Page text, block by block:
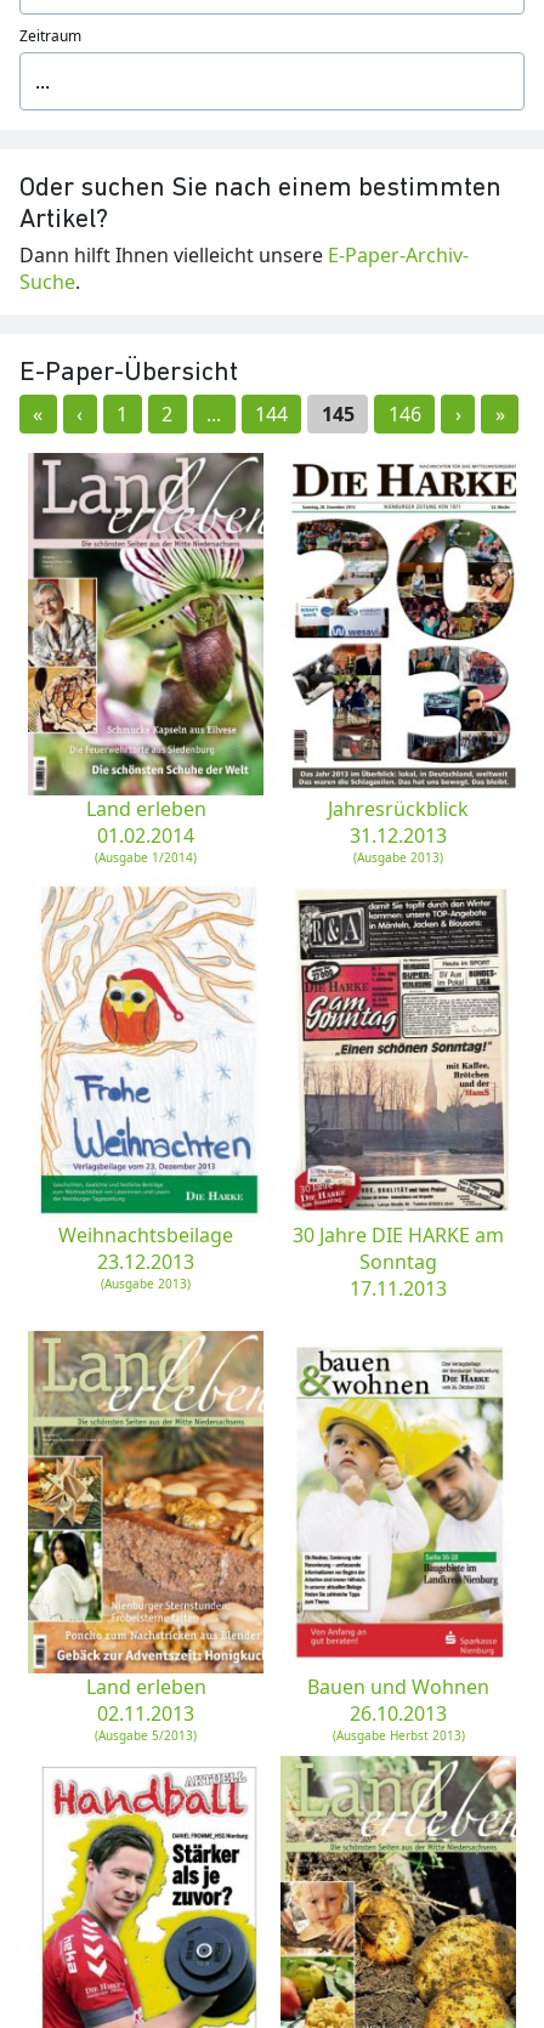
Zeitraum
Oder suchen Sie nach einem bestimmten
Artikel?
Dann hilft Ihnen vielleicht unsere E-Paper-Archiv-
Suche.
E-Paper-Übersicht
« ‹ 1 2 ... 144 145 146 › »
Land erleben
01.02.2014
(Ausgabe 1/2014)
Jahresrückblick
31.12.2013
(Ausgabe 2013)
Weihnachtsbeilage
23.12.2013
(Ausgabe 2013)
30 Jahre DIE HARKE am
Sonntag
17.11.2013
Land erleben
02.11.2013
(Ausgabe 5/2013)
Bauen und Wohnen
26.10.2013
(Ausgabe Herbst 2013)